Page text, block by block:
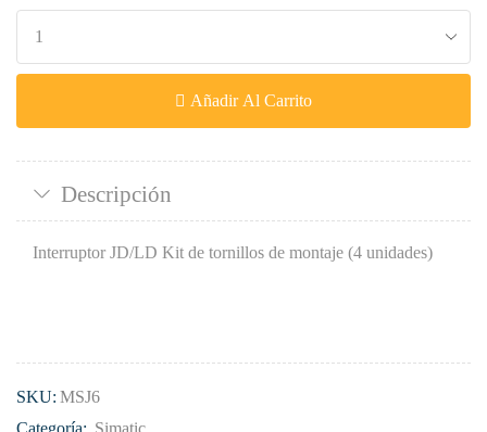
Añadir Al Carrito
Descripción
Interruptor JD/LD Kit de tornillos de montaje (4 unidades)
SKU: MSJ6